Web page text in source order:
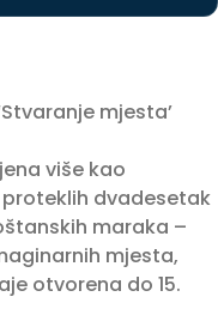
mjesta’
više kao
dvadesetak
maraka –
mjesta,
otvorena do 15.